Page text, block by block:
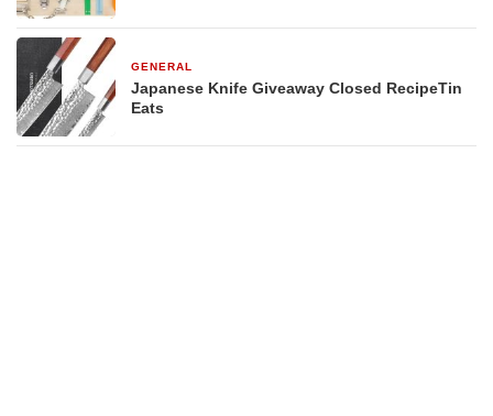
GENERAL
Japanese Knife Giveaway Closed RecipeTin
Eats